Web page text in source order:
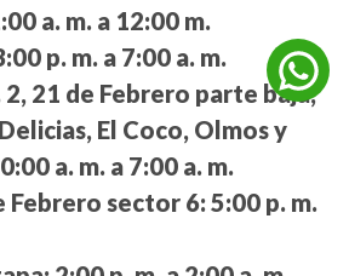
a. m. a 12:00 m.
p. m. a 7:00 a. m.
21 de Febrero parte baja,
El Coco, Olmos y
a. m. a 7:00 a. m.
Febrero sector 6: 5:00 p. m.